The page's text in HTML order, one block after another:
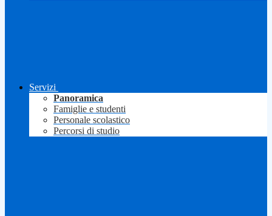
Servizi
Panoramica
Famiglie e studenti
Personale scolastico
Percorsi di studio